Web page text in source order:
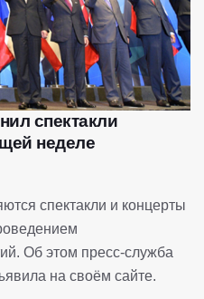
спектакли
неделе
спектакли и концерты
Об этом пресс-служба
на своём сайте.